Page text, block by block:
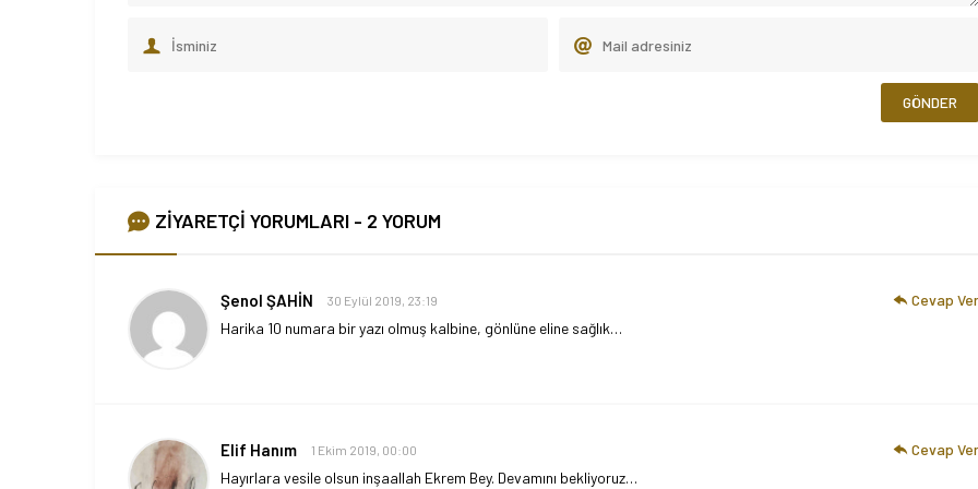
ZİYARETÇİ YORUMLARI - 2 YORUM
Şenol ŞAHİN 30 Eylül 2019, 23:19
Harika 10 numara bir yazı olmuş kalbine, gönlüne eline sağlık…
Cevap Ver
Elif Hanım 1 Ekim 2019, 00:00
Hayırlara vesile olsun inşaallah Ekrem Bey. Devamını bekliyoruz…
Cevap Ver